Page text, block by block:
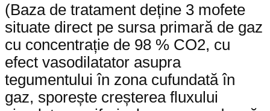
(Baza de tratament deține 3 mofete
situate direct pe sursa primară de gaz
cu concentrație de 98 % CO2, cu
efect vasodilatator asupra
tegumentului în zona cufundată în
gaz, sporește creșterea fluxului